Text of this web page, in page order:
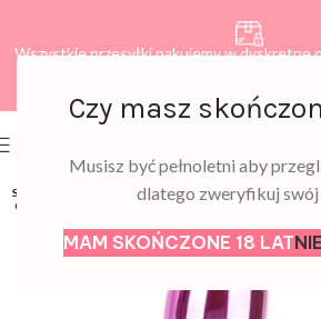
Czy masz
Musisz być pełnoletni aby
dlatego zweryfikuj swój
MAM SKOŃCZONE 18 LAT
Wszystkie przesyłki pakujemy w dyskretne
SOLD
OUT